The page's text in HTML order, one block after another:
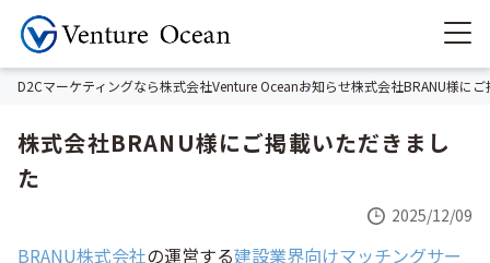
D2Cマーケティングなら株式会社Venture Oceanお知らせ株式会社BRANU様に
株式会社BRANU様にご掲載いただきまし
た
2025/12/09
BRANU株式会社の運営する建設業界向けマッチングサー